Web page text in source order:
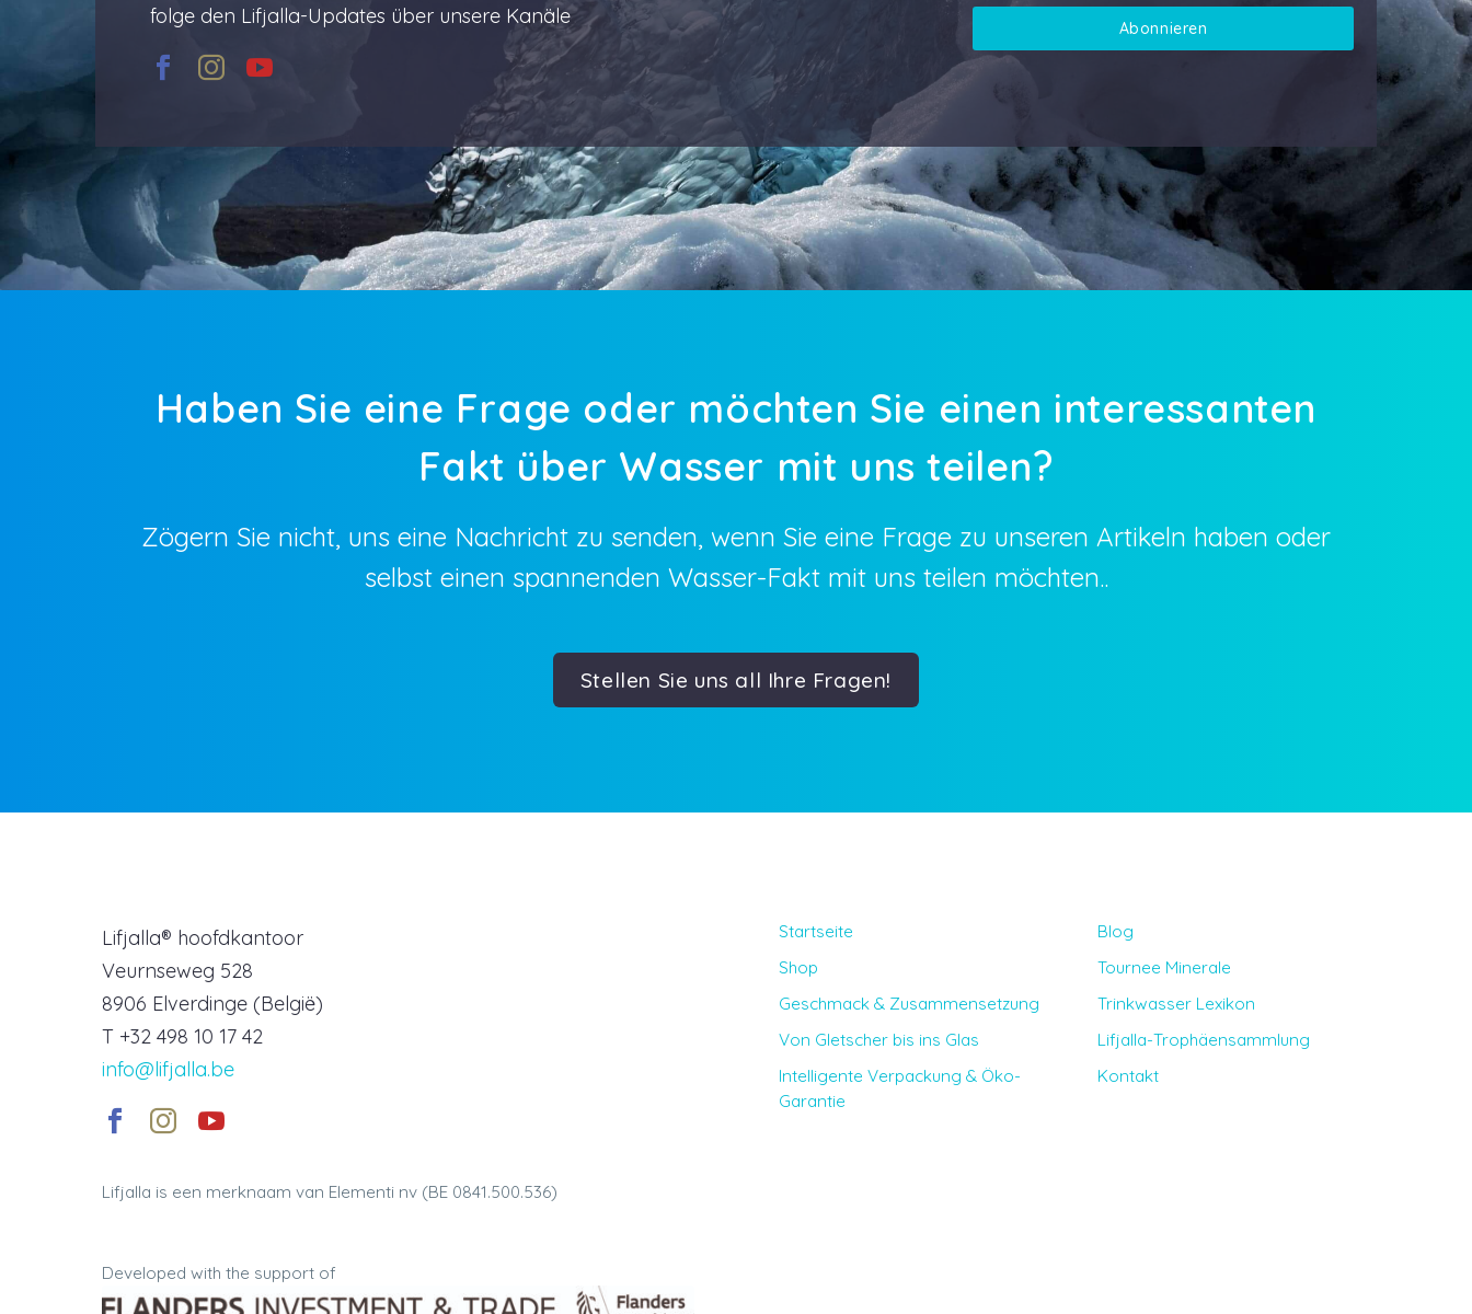
folge den Lifjalla-Updates über unsere Kanäle
Abonnieren
Haben Sie eine Frage oder möchten Sie einen interessanten
Fakt über Wasser mit uns teilen?
Zögern Sie nicht, uns eine Nachricht zu senden, wenn Sie eine Frage zu unseren Artikeln haben oder
selbst einen spannenden Wasser-Fakt mit uns teilen möchten..
Stellen Sie uns all Ihre Fragen!
Lifjalla® hoofdkantoor
Veurnseweg 528
8906 Elverdinge (België)
T +32 498 10 17 42
info@lifjalla.be
Lifjalla is een merknaam van Elementi nv (BE 0841.500.536)
Developed with the support of
Startseite
Shop
Geschmack & Zusammensetzung
Von Gletscher bis ins Glas
Intelligente Verpackung & Öko-
Garantie
Blog
Tournee Minerale
Trinkwasser Lexikon
Lifjalla-Trophäensammlung
Kontakt